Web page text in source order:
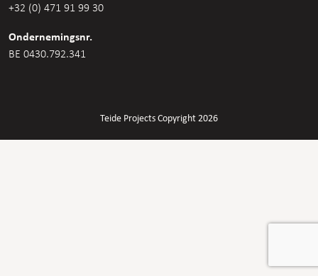
+32 (0) 471 91 99 30
Ondernemingsnr.
BE 0430.792.341
Teide Projects Copyright 2026